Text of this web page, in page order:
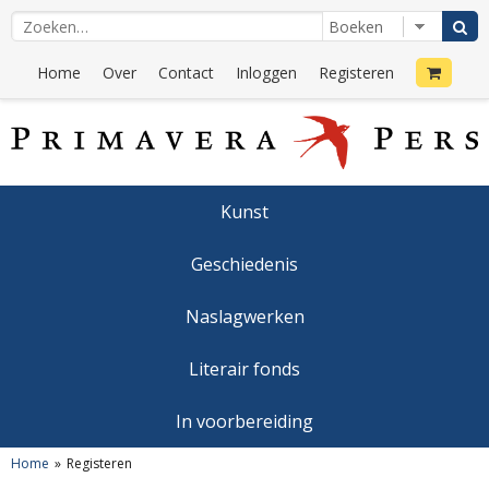
Home Over Contact Inloggen Registeren
Kunst
Geschiedenis
Naslagwerken
Literair fonds
In voorbereiding
Home Registeren